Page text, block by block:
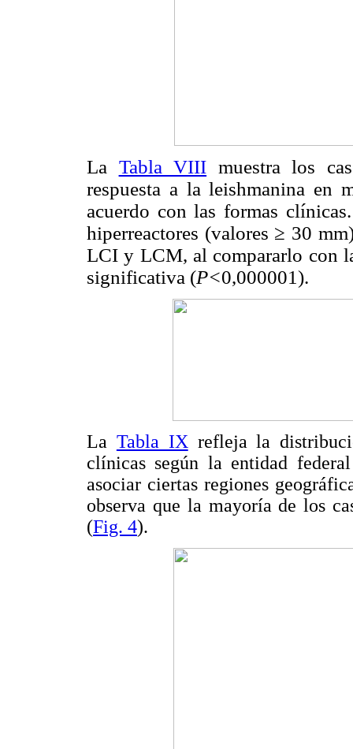
La Tabla VIII muestra los
respuesta a la leishmanina en
acuerdo con las formas
hiperreactores (valores ≥ 30
LCI y LCM, al compararlo con
significativa (P<0,000001).
La Tabla IXrefleja la
clínicas según la entidad
asociar ciertas regiones
observa que la mayoría de los
(Fig. 4).